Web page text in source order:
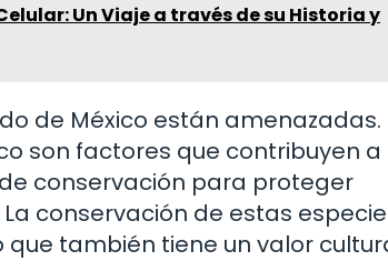
Un Viaje a través de su Historia y
de México están amenazadas.
son factores que contribuyen a
conservación para proteger
conservación de estas
también tiene un valor